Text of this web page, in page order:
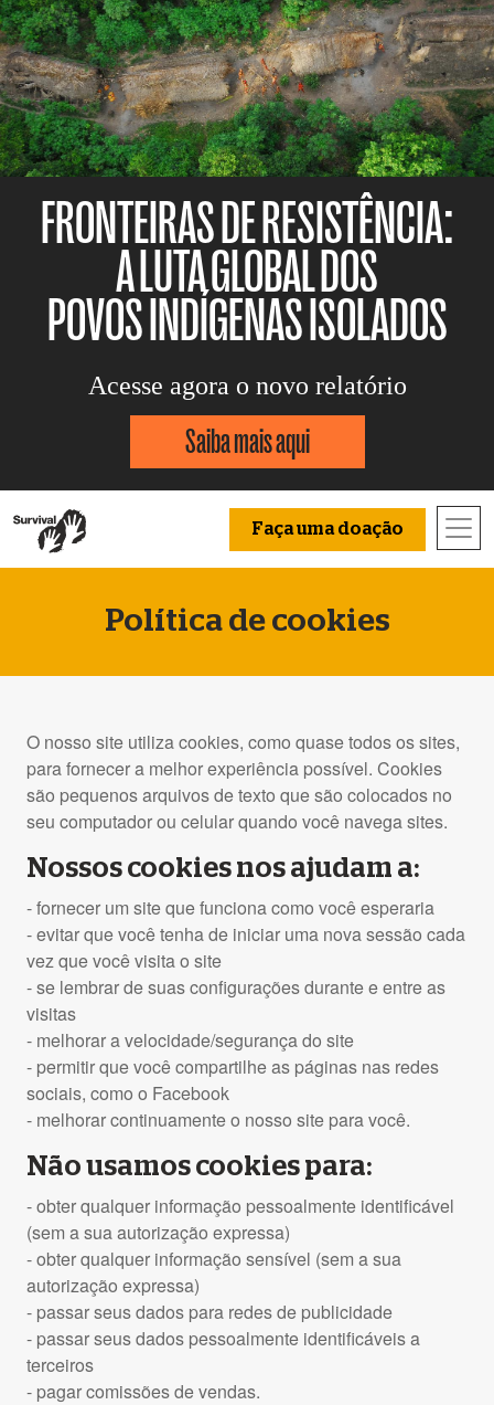
FRONTEIRAS DE RESISTÊNCIA:
A LUTA GLOBAL DOS
POVOS INDÍGENAS ISOLADOS
Acesse agora o novo relatório
Saiba mais aqui
Faça uma doação
Política de cookies
O nosso site utiliza cookies, como quase todos os sites,
para fornecer a melhor experiência possível. Cookies
são pequenos arquivos de texto que são colocados no
seu computador ou celular quando você navega sites.
Nossos cookies nos ajudam a:
- fornecer um site que funciona como você esperaria
- evitar que você tenha de iniciar uma nova sessão cada
vez que você visita o site
- se lembrar de suas configurações durante e entre as
visitas
- melhorar a velocidade/segurança do site
- permitir que você compartilhe as páginas nas redes
sociais, como o Facebook
- melhorar continuamente o nosso site para você.
Não usamos cookies para:
- obter qualquer informação pessoalmente identificável
(sem a sua autorização expressa)
- obter qualquer informação sensível (sem a sua
autorização expressa)
- passar seus dados para redes de publicidade
- passar seus dados pessoalmente identificáveis a
terceiros
- pagar comissões de vendas.